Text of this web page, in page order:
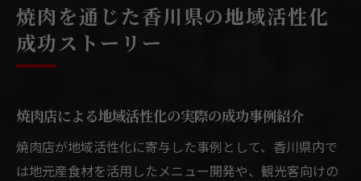
焼肉を通じた香川県の地域活性化
成功ストーリー
焼肉店による地域活性化の実際の成功事例紹介
焼肉店が地域活性化に寄与した事例として、香川県内で
は地元産食材を活用したメニュー開発や、観光客向けの